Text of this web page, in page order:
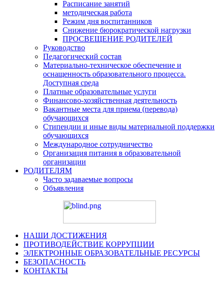
Расписание занятий
методическая работа
Режим дня воспитанников
Снижение бюрократической нагрузки
ПРОСВЕЩЕНИЕ РОДИТЕЛЕЙ
Руководство
Педагогический состав
Материально-техническое обеспечение и
оснащенность образовательного процесса.
Доступная среда
Платные образовательные услуги
Финансово-хозяйственная деятельность
Вакантные места для приема (перевода)
обучающихся
Стипендии и иные виды материальной поддержки
обучающихся
Международное сотрудничество
Организация питания в образовательной
организации
РОДИТЕЛЯМ
Часто задаваемые вопросы
Объявления
НАШИ ДОСТИЖЕНИЯ
ПРОТИВОДЕЙСТВИЕ КОРРУПЦИИ
ЭЛЕКТРОННЫЕ ОБРАЗОВАТЕЛЬНЫЕ РЕСУРСЫ
БЕЗОПАСНОСТЬ
КОНТАКТЫ